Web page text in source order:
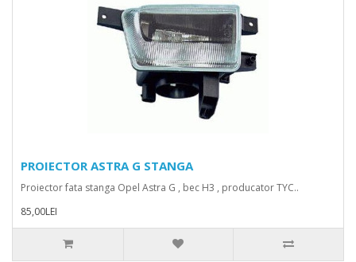
PROIECTOR ASTRA G STANGA
Proiector fata stanga Opel Astra G , bec H3 , producator TYC..
85,00LEI